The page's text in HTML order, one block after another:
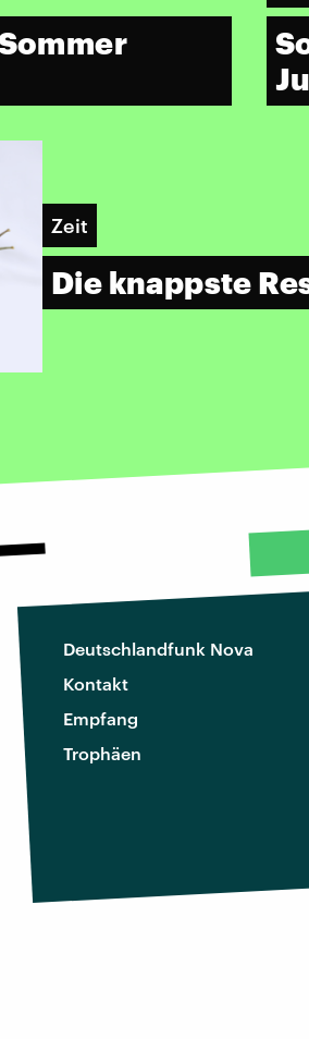
Zeit
Die knappste
Deutschlandfunk Nova
Kontakt
Empfang
Trophäen